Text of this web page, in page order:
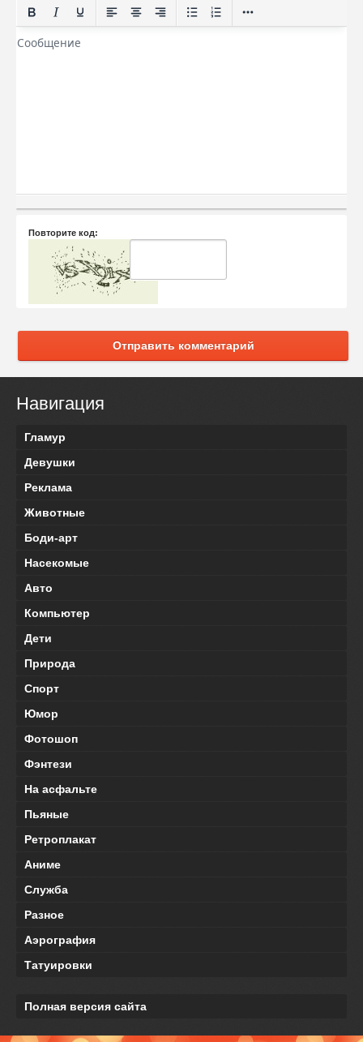
Повторите код:
Отправить комментарий
Навигация
Гламур
Девушки
Реклама
Животные
Боди-арт
Насекомые
Авто
Компьютер
Дети
Природа
Спорт
Юмор
Фотошоп
Фэнтези
На асфальте
Пьяные
Ретроплакат
Аниме
Служба
Разное
Аэрография
Татуировки
Полная версия сайта